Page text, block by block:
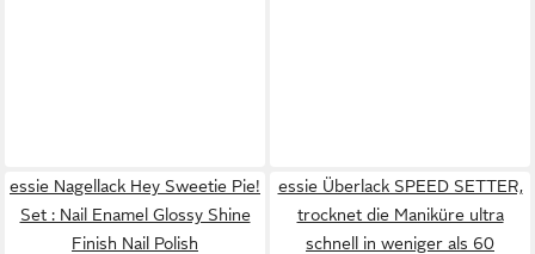
essie Nagellack Hey Sweetie Pie!
Set : Nail Enamel Glossy Shine
Finish Nail Polish
essie Überlack SPEED SETTER,
trocknet die Maniküre ultra
schnell in weniger als 60